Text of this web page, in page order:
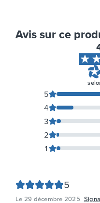
Avis sur ce
1
2
3
4
5
5
Le 29 décembre 2025